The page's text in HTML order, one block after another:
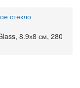
стекло
8.9х8 см, 280